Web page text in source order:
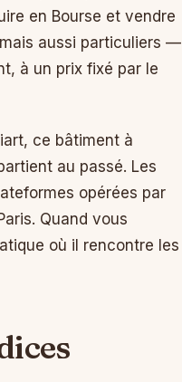
en Bourse et vendre
aussi particuliers —
à un prix fixé par le
ce bâtiment à
au passé. Les
opérées par
Quand vous
où il rencontre les